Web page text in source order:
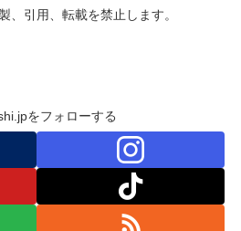
、引用、転載を禁止します。
をフォローする